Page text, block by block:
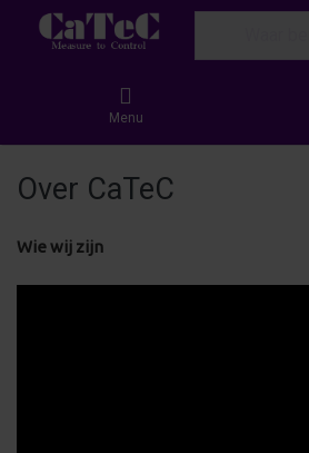
Menu
Over CaTeC
Wie wij zijn